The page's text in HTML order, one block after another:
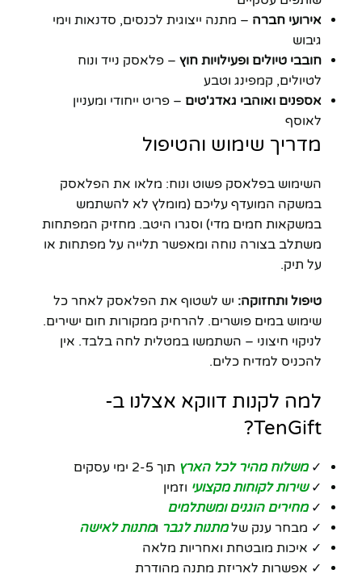
אירועי חברה – מתנה ייצוגית לכנסים, סדנאות וימי
גיבוש
חובבי טיולים ופעילויות חוץ – פלאסק נייד ונוח
לטיולים, קמפינג וטבע
אספנים ואוהבי גאדג'טים – פריט ייחודי ומעניין
לאוסף
מדריך שימוש והטיפול
השימוש בפלאסק פשוט ונוח: מלאו את הפלאסק
במשקה המועדף עליכם (מומלץ לא להשתמש
במשקאות חמים מדי) וסגרו היטב. מחזיק המפתחות
משתלב בצורה נוחה ומאפשר תלייה על מפתחות או
על תיק.
טיפול ותחזוקה: יש לשטוף את הפלאסק לאחר כל
שימוש במים פושרים. להרחיק ממקורות חום ישירים.
לניקוי חיצוני – השתמשו במטלית לחה בלבד. אין
להכניס למדיח כלים.
למה לקנות דווקא אצלנו ב-
TenGift?
✓משלוח מהיר לכל הארץ תוך 2-5 ימי עסקים
✓שירות לקוחות מקצועי וזמין
✓מחירים הוגנים ומשתלמים
✓ מבחר ענק שלמתנות לגבר ומתנות לאישה
✓ איכות מובטחת ואחריות מלאה
✓ אפשרות לאריזת מתנה מהודרת